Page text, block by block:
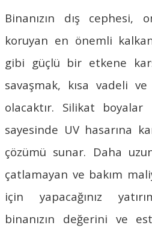
Binanızın dış cephesi,
koruyan en önemli
gibi güçlü bir etkene
savaşmak, kısa vadeli
olacaktır. Silikat boyalar
sayesinde UV hasarına
çözümü sunar. Daha
çatlamayan ve bakım
için yapacağınız
binanızın değerini ve